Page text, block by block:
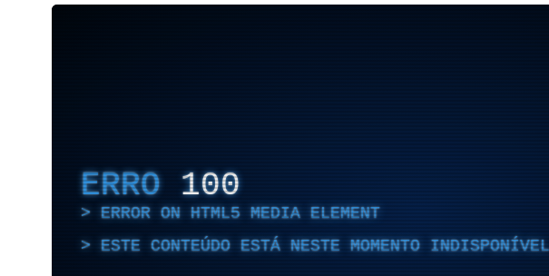
ERRO 100
ERROR ON HTML5 MEDIA ELEMENT
ESTE CONTEÚDO ESTÁ NESTE MOMENTO INDISPONÍVEL